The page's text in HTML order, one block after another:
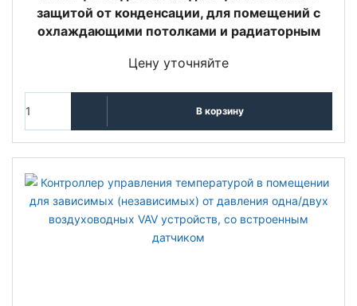
защитой от конденсации, для помещений с
охлаждающими потолками и радиаторным
Цену уточняйте
В корзину